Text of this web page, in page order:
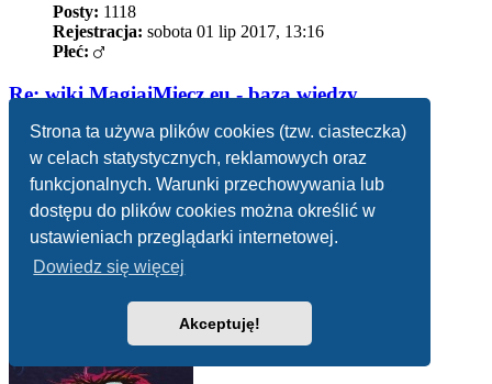
Strona ta używa plików cookies (tzw. ciasteczka)
w celach statystycznych, reklamowych oraz
funkcjonalnych. Warunki przechowywania lub
dostępu do plików cookies można określić w
ustawieniach przeglądarki internetowej.
Dowiedz się więcej
Akceptuję!
Posty: 1118
Rejestracja: sobota 01 lip 2017, 13:16
Płeć:
Re: wiki.MagiaiMiecz.eu - baza wiedzy
Cytuj
Cytuj
fragment
Post
autor:Maletz »niedziela 26 gru 2021, 11:31
husarpisze:↑niedziela 26 gru 2021, 11:13
na grupie Gry Planszowe, ale post zniknął
Admini pewnie pozazdrościli…